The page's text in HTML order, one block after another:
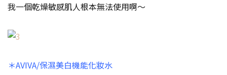
我一個乾燥敏感肌人根本無法使用啊～
＊AVIVA/保濕美白機能化妝水